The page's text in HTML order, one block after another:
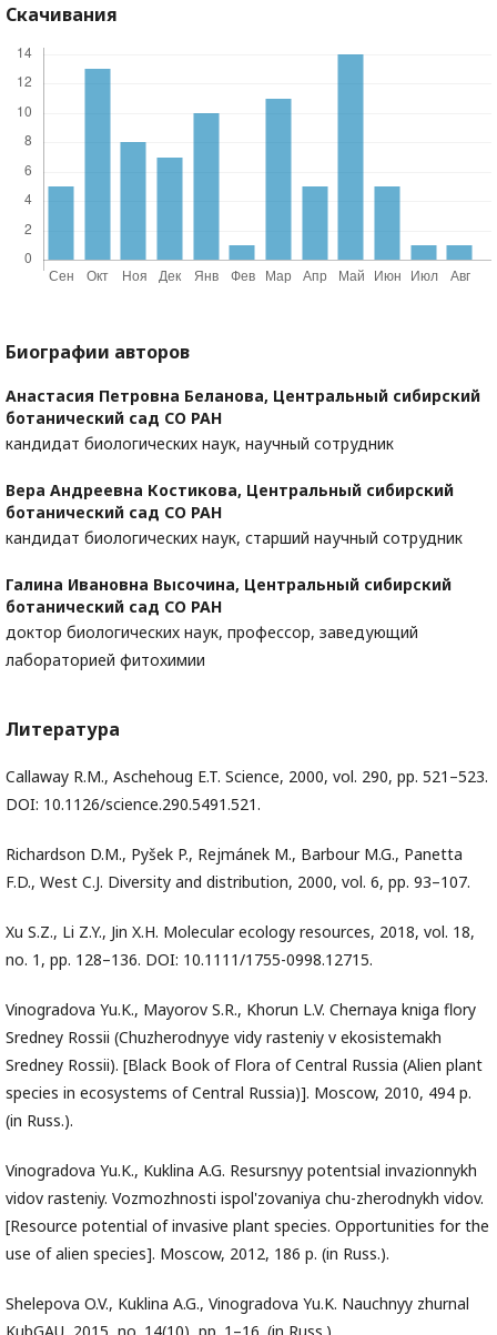
Скачивания
Биографии авторов
Анастасия Петровна Беланова, Центральный сибирский
ботанический сад СО РАН
кандидат биологических наук, научный сотрудник
Вера Андреевна Костикова, Центральный сибирский
ботанический сад СО РАН
кандидат биологических наук, старший научный сотрудник
Галина Ивановна Высочина, Центральный сибирский
ботанический сад СО РАН
доктор биологических наук, профессор, заведующий
лабораторией фитохимии
Литература
Callaway R.M., Aschehoug E.T. Science, 2000, vol. 290, pp. 521–523.
DOI: 10.1126/science.290.5491.521.
Richardson D.M., Pyšek P., Rejmánek M., Barbour M.G., Panetta
F.D., West C.J. Diversity and distribution, 2000, vol. 6, pp. 93–107.
Xu S.Z., Li Z.Y., Jin X.H. Molecular ecology resources, 2018, vol. 18,
no. 1, pp. 128–136. DOI: 10.1111/1755-0998.12715.
Vinogradova Yu.K., Mayorov S.R., Khorun L.V. Chernaya kniga flory
Sredney Rossii (Chuzherodnyye vidy rasteniy v ekosistemakh
Sredney Rossii). [Black Book of Flora of Central Russia (Alien plant
species in ecosystems of Central Russia)]. Moscow, 2010, 494 p.
(in Russ.).
Vinogradova Yu.K., Kuklina A.G. Resursnyy potentsial invazionnykh
vidov rasteniy. Vozmozhnosti ispol'zovaniya chu-zherodnykh vidov.
[Resource potential of invasive plant species. Opportunities for the
use of alien species]. Moscow, 2012, 186 p. (in Russ.).
Shelepova O.V., Kuklina A.G., Vinogradova Yu.K. Nauchnyy zhurnal